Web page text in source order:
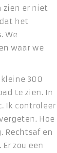
zien er niet
het
We
waar we
kleine 300
te zien. In
Ik controleer
Hoe
Rechtsaf en
zou een